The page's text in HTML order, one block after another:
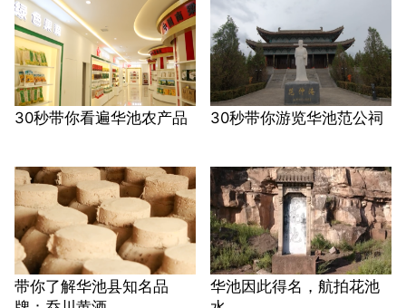
30秒带你看遍华池农产品 30秒带你游览华池范公祠
带你了解华池县知名品
华池因此得名，航拍花池